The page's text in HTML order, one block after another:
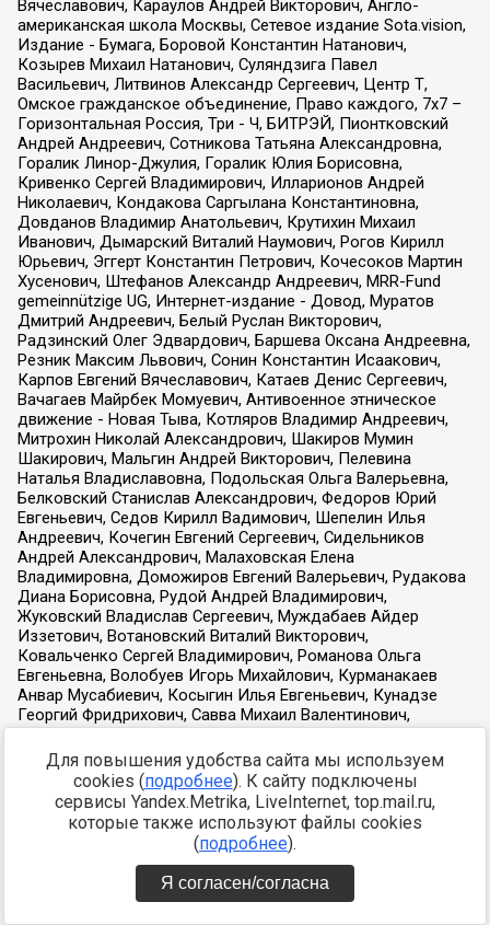
Для повышения удобства сайта мы используем
cookies (подробнее). К сайту подключены
сервисы Yandex.Metrika, LiveInternet, top.mail.ru,
которые также используют файлы cookies
(подробнее).
Я согласен/согласна